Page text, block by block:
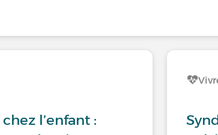
l’enfant :